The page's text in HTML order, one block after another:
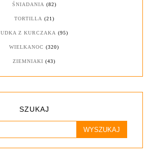
ŚNIADANIA (82)
TORTILLA (21)
UDKA Z KURCZAKA (95)
WIELKANOC (320)
ZIEMNIAKI (43)
SZUKAJ